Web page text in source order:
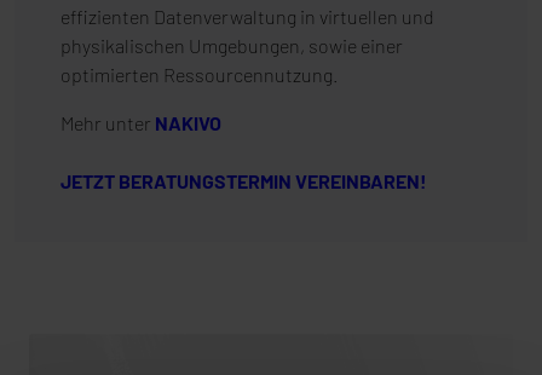
effizienten Datenverwaltung in virtuellen und
physikalischen Umgebungen, sowie einer
optimierten Ressourcennutzung.
Mehr unter NAKIVO
JETZT BERATUNGSTERMIN VEREINBAREN!